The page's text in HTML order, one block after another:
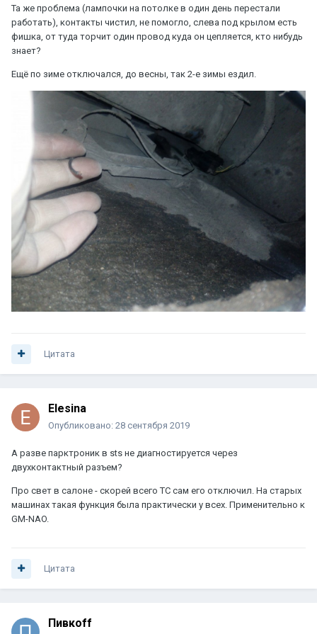
Та же проблема (лампочки на потолке в один день перестали
работать), контакты чистил, не помогло, слева под крылом есть
фишка, от туда торчит один провод куда он цепляется, кто нибудь
знает?
Ещё по зиме отключался, до весны, так 2-е зимы ездил.
Цитата
Elesina
Опубликовано: 28 сентября 2019
А разве парктроник в sts не диагностируется через
двухконтактный разъем?
Про свет в салоне - скорей всего ТС сам его отключил. На старых
машинах такая функция была практически у всех. Применительно к
GM-NAO.
Цитата
Пивкоff